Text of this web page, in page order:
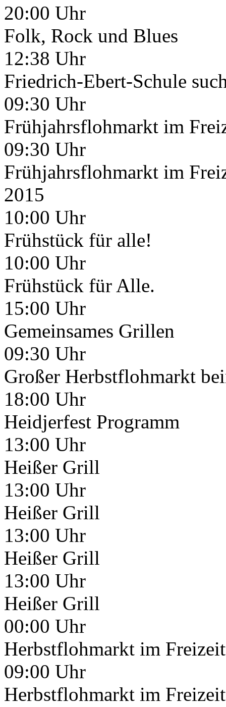
20:00 Uhr
Folk, Rock und Blues
12:38 Uhr
Friedrich-Ebert-Schule
09:30 Uhr
Frühjahrsflohmarkt im
09:30 Uhr
Frühjahrsflohmarkt im
2015
10:00 Uhr
Frühstück für alle!
10:00 Uhr
Frühstück für Alle.
15:00 Uhr
Gemeinsames Grillen
09:30 Uhr
Großer Herbstflohmarkt
18:00 Uhr
Heidjerfest Programm
13:00 Uhr
Heißer Grill
13:00 Uhr
Heißer Grill
13:00 Uhr
Heißer Grill
13:00 Uhr
Heißer Grill
00:00 Uhr
Herbstflohmarkt im
09:00 Uhr
Herbstflohmarkt im